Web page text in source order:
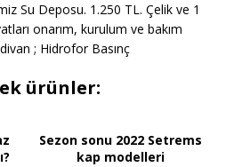
Su Deposu. 1.250 TL. Çelik ve 1
onarım, kurulum ve bakım
; Hidrofor Basınç
ürünler:
Sezon sonu 2022 Setrems
kap modelleri